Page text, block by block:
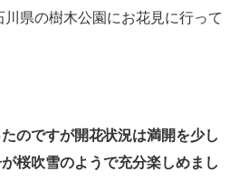
県の樹木公園にお花見に行って
のですが開花状況は満開を少し
桜吹雪のようで充分楽しめまし